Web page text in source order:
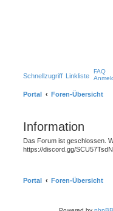
Schnellzugriff Linkliste
FAQ
Portal Foren-Übersicht
Information
Das Forum ist geschlossen.
https://discord.gg/
Portal Foren-Übersicht